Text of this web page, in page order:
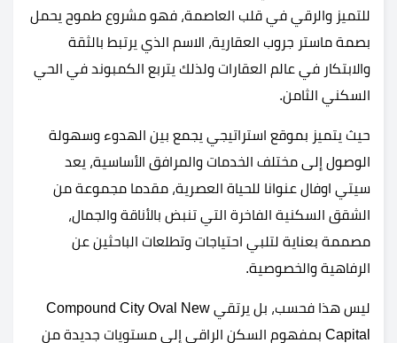
للتميز والرقي في قلب العاصمة، فهو مشروع طموح يحمل
بصمة ماستر جروب العقارية، الاسم الذي يرتبط بالثقة
والابتكار في عالم العقارات ولذلك يتربع الكمبوند في الحي
السكني الثامن.
حيث يتميز بموقع استراتيجي يجمع بين الهدوء وسهولة
الوصول إلى مختلف الخدمات والمرافق الأساسية، يعد
سيتي اوفال عنوانا للحياة العصرية، مقدما مجموعة من
الشقق السكنية الفاخرة التي تنبض بالأناقة والجمال،
مصممة بعناية لتلبي احتياجات وتطلعات الباحثين عن
الرفاهية والخصوصية.
ليس هذا فحسب، بل يرتقي Compound City Oval New
Capital بمفهوم السكن الراقي إلى مستويات جديدة من